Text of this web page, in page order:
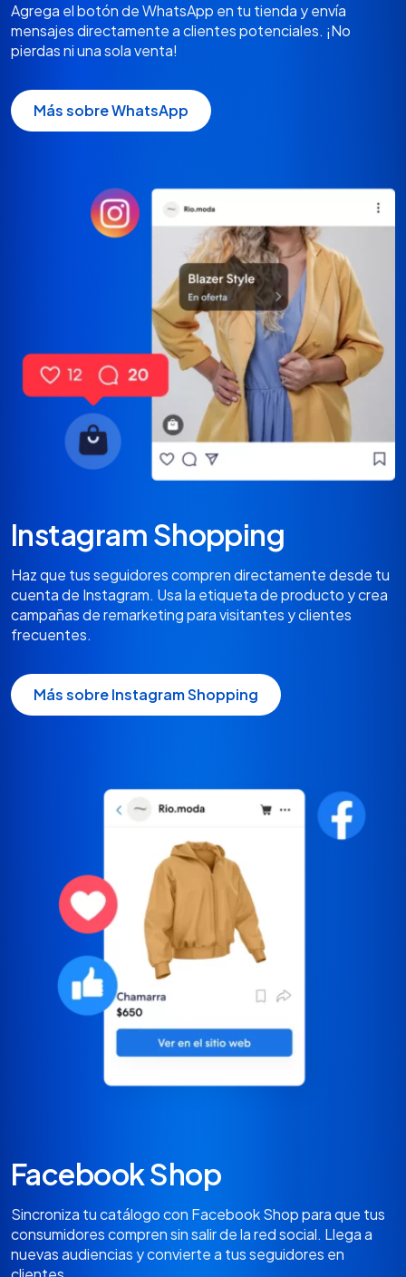
Agrega el botón de WhatsApp en tu tienda y envía
mensajes directamente a clientes potenciales. ¡No
pierdas ni una sola venta!
Más sobre WhatsApp
Instagram Shopping
Haz que tus seguidores compren directamente desde tu
cuenta de Instagram. Usa la etiqueta de producto y crea
campañas de remarketing para visitantes y clientes
frecuentes.
Más sobre Instagram Shopping
Facebook Shop
Sincroniza tu catálogo con Facebook Shop para que tus
consumidores compren sin salir de la red social. Llega a
nuevas audiencias y convierte a tus seguidores en